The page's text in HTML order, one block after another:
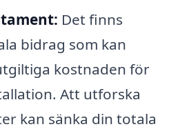
Det finns
bidrag som kan
kostnaden för
Att utforska
kan sänka din totala